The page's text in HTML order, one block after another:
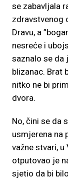
se zabavljala
zdravstvenog
Dravu, a
nesreće i
saznalo se da
blizanac. Brat
nitko ne bi
dvora.
No, čini se da
usmjerena na
važne stvari,
otputovao je
sjetio da bi